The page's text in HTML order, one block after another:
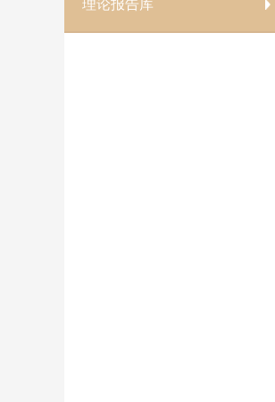
理论报告库